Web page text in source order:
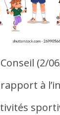
(2/
à